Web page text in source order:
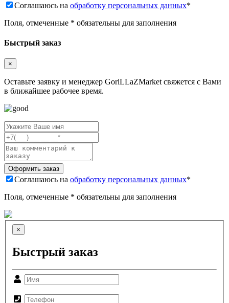
Соглашаюсь на обработку персональных данных*
Поля, отмеченные * обязательны для заполнения
Быстрый заказ
×
Оставьте заявку и менеджер GoriLLaZMarket свяжется с Вами
в ближайшее рабочее время.
Соглашаюсь на обработку персональных данных*
Поля, отмеченные * обязательны для заполнения
×
Быстрый заказ